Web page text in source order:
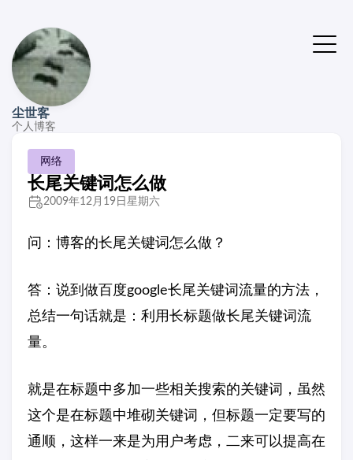
尘世客
个人博客
网络
长尾关键词怎么做
2009年12月19日星期六
问：博客的长尾关键词怎么做？
答：说到做百度google长尾关键词流量的方法，
总结一句话就是：利用长标题做长尾关键词流
量。
就是在标题中多加一些相关搜索的关键词，虽然
这个是在标题中堆砌关键词，但标题一定要写的
通顺，这样一来是为用户考虑，二来可以提高在